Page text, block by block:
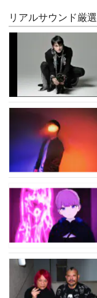
リアルサウンド厳